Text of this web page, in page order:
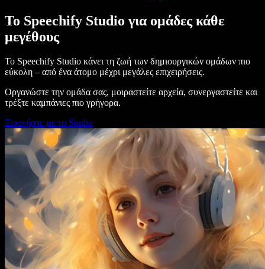
Το Speechify Studio για ομάδες κάθε
μεγέθους
Το Speechify Studio κάνει τη ζωή των δημιουργικών ομάδων πιο
εύκολη – από ένα άτομο μέχρι μεγάλες επιχειρήσεις.
Οργανώστε την ομάδα σας, μοιραστείτε αρχεία, συνεργαστείτε και
τρέξτε καμπάνιες πιο γρήγορα.
Ξεκινήστε με το Studio